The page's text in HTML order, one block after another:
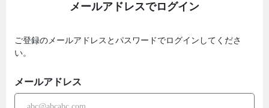
メールアドレスでログイン
ご登録のメールアドレスとパスワードでログインしてくださ
い。
メールアドレス